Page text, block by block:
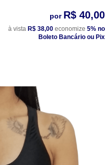
por R$ 40,00
à vista R$ 38,00 economize 5% no
Boleto Bancário ou Pix